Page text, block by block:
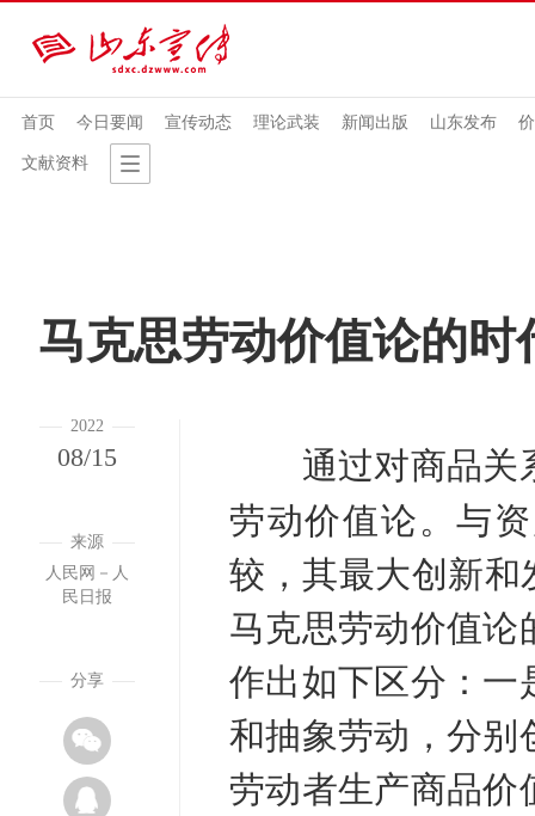
首页 今日要闻 宣传动态 理论武装 新闻出版 山东发布
文献资料
马克思劳动价值论的时
2022
08/15
来源
人民网－人
民日报
分享
通过对商品关
劳动价值论。与
较，其最大创新和
马克思劳动价值论
作出如下区分：一
和抽象劳动，分别
劳动者生产商品价